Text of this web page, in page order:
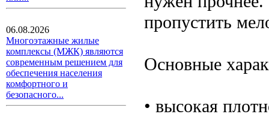
06.08.2026
Многоэтажные жилые
комплексы (МЖК) являются
современным решением для
обеспечения населения
комфортного и
безопасного...
пропустить
Основные
• высокая